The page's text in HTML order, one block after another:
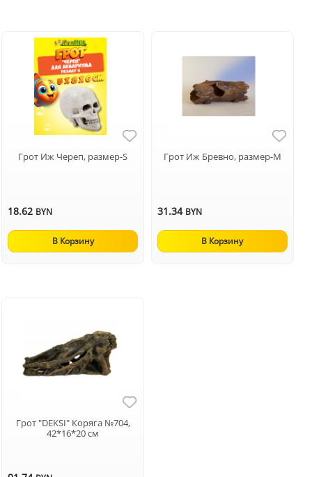
Грот Иж Череп, размер-S
18.62 BYN
В Корзину
Грот Иж Бревно, размер-M
31.34 BYN
В Корзину
Грот "DEKSI" Коряга №704,
42*16*20 см